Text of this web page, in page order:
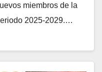
miembros de la
2025-2029.…